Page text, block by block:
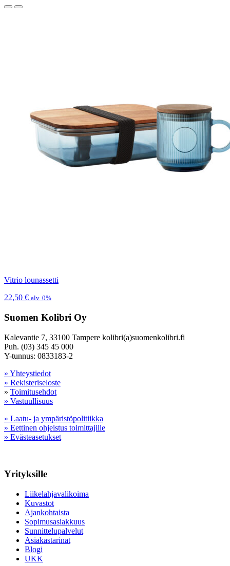
Vitrio lounassetti
22,50 € alv. 0%
Suomen Kolibri Oy
Kalevantie 7, 33100 Tampere kolibri(a)suomenkolibri.fi
Puh. (03) 345 45 000
Y-tunnus: 0833183-2
» Yhteystiedot
» Rekisteriseloste
» Toimitusehdot
» Vastuullisuus
» Laatu- ja ympäristöpolitiikka
» Eettinen ohjeistus toimittajille
» Evästeasetukset
Yrityksille
Liikelahjavalikoima
Kuvastot
Ajankohtaista
Sopimusasiakkuus
Sunnittelupalvelut
Asiakastarinat
Blogi
UKK